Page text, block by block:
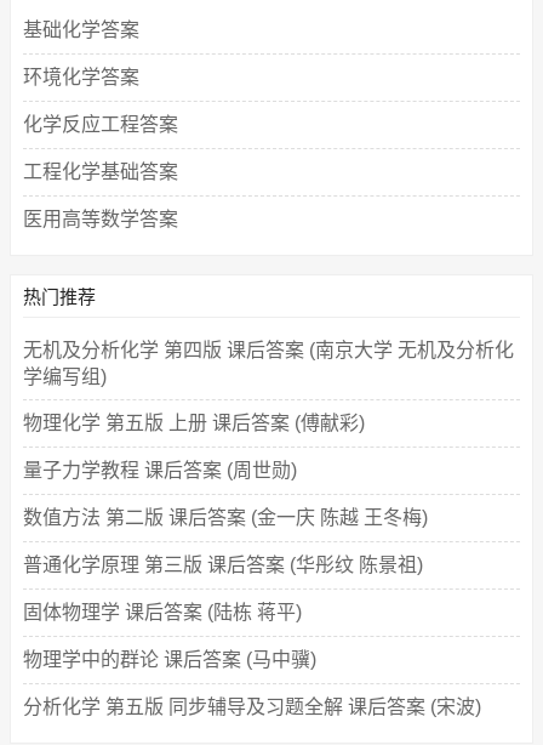
基础化学答案
环境化学答案
化学反应工程答案
工程化学基础答案
医用高等数学答案
热门推荐
无机及分析化学 第四版 课后答案 (南京大学 无机及分析化
学编写组)
物理化学 第五版 上册 课后答案 (傅献彩)
量子力学教程 课后答案 (周世勋)
数值方法 第二版 课后答案 (金一庆 陈越 王冬梅)
普通化学原理 第三版 课后答案 (华彤纹 陈景祖)
固体物理学 课后答案 (陆栋 蒋平)
物理学中的群论 课后答案 (马中骥)
分析化学 第五版 同步辅导及习题全解 课后答案 (宋波)